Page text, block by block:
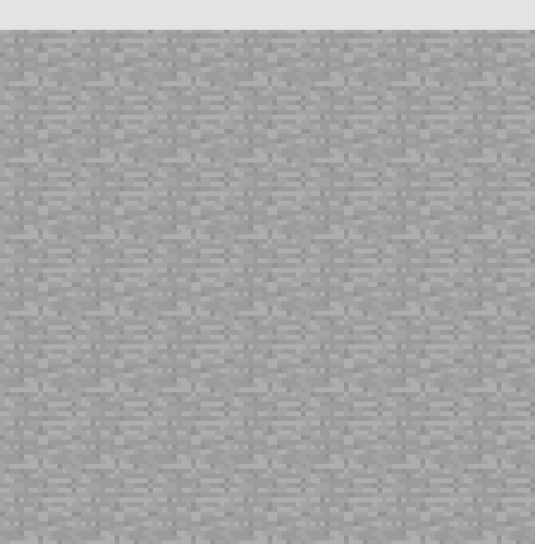
Поборник Досаждатель
Вызыватель Тотем бессмертия